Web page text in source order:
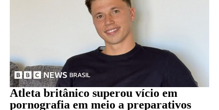
Atleta britânico superou vício em
pornografia em meio a preparativos